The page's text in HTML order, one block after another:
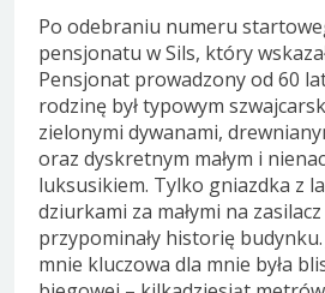
Po odebraniu numeru
pensjonatu w Sils, który
Pensjonat prowadzony od 60
rodzinę był typowym
zielonymi dywanami,
oraz dyskretnym małym i
luksusikiem. Tylko gniazdka z
dziurkami za małymi na
przypominały historię
mnie kluczowa dla mnie była